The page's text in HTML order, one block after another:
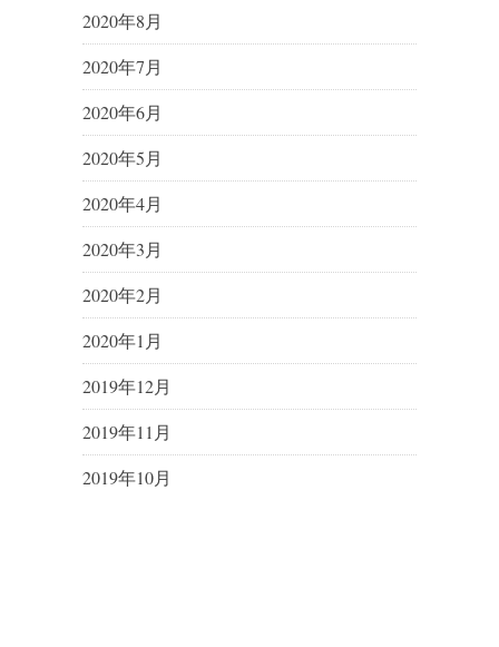
2020年8月
2020年7月
2020年6月
2020年5月
2020年4月
2020年3月
2020年2月
2020年1月
2019年12月
2019年11月
2019年10月